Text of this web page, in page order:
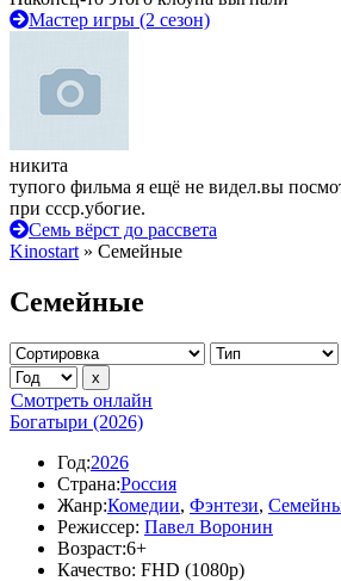
Мастер игры (2 сезон)
никита
тупого фильма я ещё не видел.вы
при ссср.убогие.
Семь вёрст до рассвета
Kinostart » Семейные
Семейные
Смотреть онлайн
Богатыри (2026)
Год:2026
Страна:Россия
Жанр:Комедии, Фэнтези,
Режиссер: Павел Воронин
Возраст:6+
Качество: FHD (1080p)